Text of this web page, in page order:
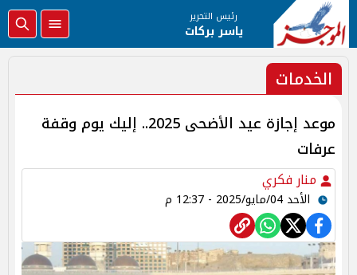
رئيس التحرير
ياسر بركات
الخدمات
موعد إجازة عيد الأضحى 2025.. إليك يوم وقفة
عرفات
منار فكري
الأحد 04/مايو/2025 - 12:37 م